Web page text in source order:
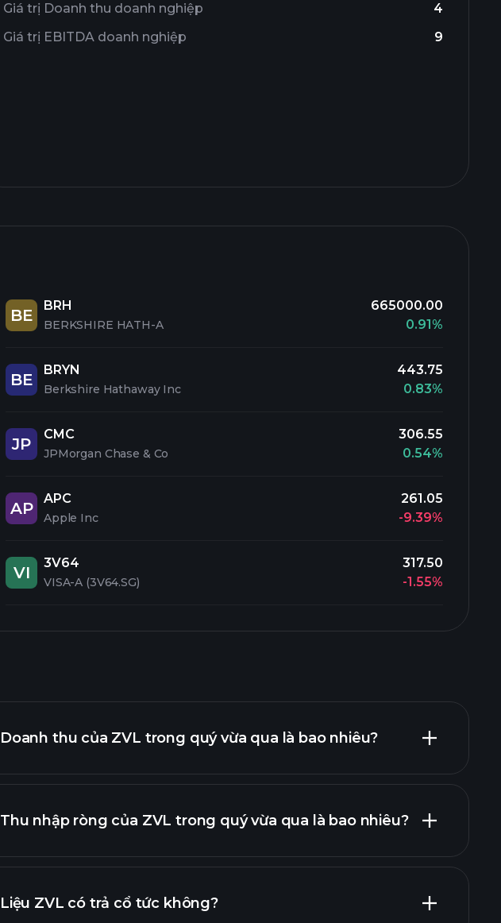
Giá trị Doanh thu doanh nghiệp
4
Giá trị EBITDA doanh nghiệp
9
BE
BRH
BERKSHIRE HATH-A
665000.00
0.91%
BE
BRYN
Berkshire Hathaway Inc
443.75
0.83%
JP
CMC
JPMorgan Chase & Co
306.55
0.54%
AP
APC
Apple Inc
261.05
-9.39%
VI
3V64
VISA-A (3V64.SG)
317.50
-1.55%
Doanh thu của ZVL trong quý vừa qua là bao nhiêu?
Thu nhập ròng của ZVL trong quý vừa qua là bao nhiêu?
Liệu ZVL có trả cổ tức không?